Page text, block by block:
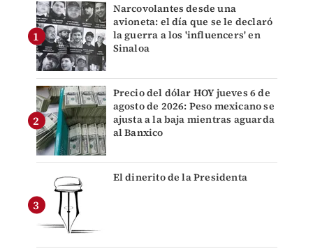
Narcovolantes desde una
avioneta: el día que se le declaró
la guerra a los 'influencers' en
Sinaloa
Precio del dólar HOY jueves 6 de
agosto de 2026: Peso mexicano se
ajusta a la baja mientras aguarda
al Banxico
El dinerito de la Presidenta